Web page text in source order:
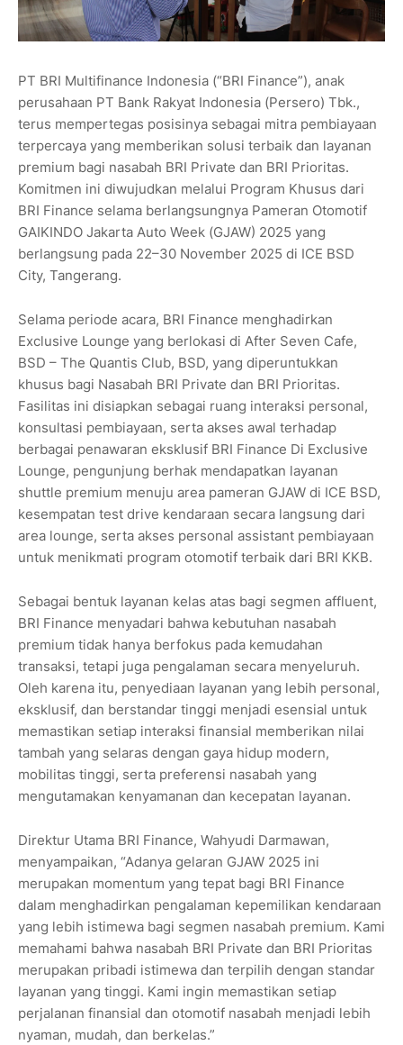
PT BRI Multifinance Indonesia (“BRI Finance”), anak
perusahaan PT Bank Rakyat Indonesia (Persero) Tbk.,
terus mempertegas posisinya sebagai mitra pembiayaan
terpercaya yang memberikan solusi terbaik dan layanan
premium bagi nasabah BRI Private dan BRI Prioritas.
Komitmen ini diwujudkan melalui Program Khusus dari
BRI Finance selama berlangsungnya Pameran Otomotif
GAIKINDO Jakarta Auto Week (GJAW) 2025 yang
berlangsung pada 22–30 November 2025 di ICE BSD
City, Tangerang.
Selama periode acara, BRI Finance menghadirkan
Exclusive Lounge yang berlokasi di After Seven Cafe,
BSD – The Quantis Club, BSD, yang diperuntukkan
khusus bagi Nasabah BRI Private dan BRI Prioritas.
Fasilitas ini disiapkan sebagai ruang interaksi personal,
konsultasi pembiayaan, serta akses awal terhadap
berbagai penawaran eksklusif BRI Finance Di Exclusive
Lounge, pengunjung berhak mendapatkan layanan
shuttle premium menuju area pameran GJAW di ICE BSD,
kesempatan test drive kendaraan secara langsung dari
area lounge, serta akses personal assistant pembiayaan
untuk menikmati program otomotif terbaik dari BRI KKB.
Sebagai bentuk layanan kelas atas bagi segmen affluent,
BRI Finance menyadari bahwa kebutuhan nasabah
premium tidak hanya berfokus pada kemudahan
transaksi, tetapi juga pengalaman secara menyeluruh.
Oleh karena itu, penyediaan layanan yang lebih personal,
eksklusif, dan berstandar tinggi menjadi esensial untuk
memastikan setiap interaksi finansial memberikan nilai
tambah yang selaras dengan gaya hidup modern,
mobilitas tinggi, serta preferensi nasabah yang
mengutamakan kenyamanan dan kecepatan layanan.
Direktur Utama BRI Finance, Wahyudi Darmawan,
menyampaikan, “Adanya gelaran GJAW 2025 ini
merupakan momentum yang tepat bagi BRI Finance
dalam menghadirkan pengalaman kepemilikan kendaraan
yang lebih istimewa bagi segmen nasabah premium. Kami
memahami bahwa nasabah BRI Private dan BRI Prioritas
merupakan pribadi istimewa dan terpilih dengan standar
layanan yang tinggi. Kami ingin memastikan setiap
perjalanan finansial dan otomotif nasabah menjadi lebih
nyaman, mudah, dan berkelas.”